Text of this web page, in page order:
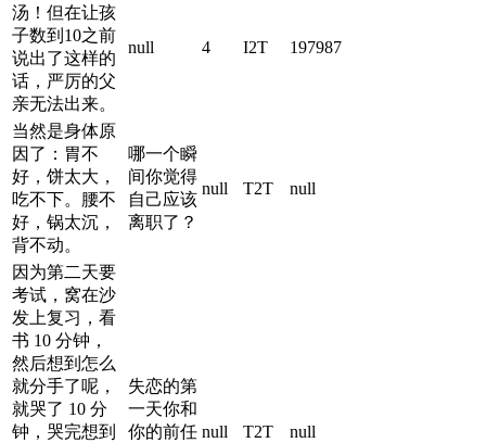
汤！但在让孩
子数到10之前
说出了这样的
话，严厉的父
亲无法出来。
null 4 I2T 197987
当然是身体原
因了：胃不
好，饼太大，
吃不下。腰不
好，锅太沉，
背不动。
哪一个瞬
间你觉得
自己应该
离职了？
null T2T null
因为第二天要
考试，窝在沙
发上复习，看
书 10 分钟，
然后想到怎么
就分手了呢，
就哭了 10 分
钟，哭完想到
失恋的第
一天你和
你的前任 null T2T null